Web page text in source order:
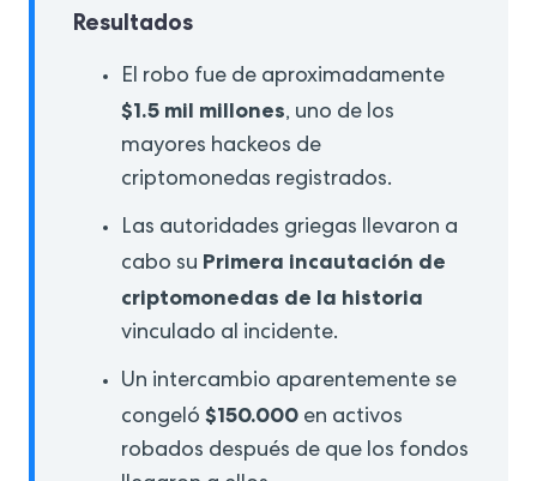
Resultados
El robo fue de aproximadamente
$1.5 mil millones, uno de los
mayores hackeos de
criptomonedas registrados.
Las autoridades griegas llevaron a
cabo su Primera incautación de
criptomonedas de la historia
vinculado al incidente.
Un intercambio aparentemente se
congeló $150.000 en activos
robados después de que los fondos